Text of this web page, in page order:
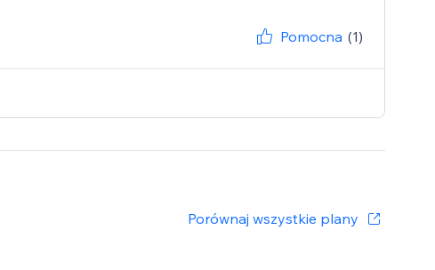
Pomocna (1)
Porównaj wszystkie plany